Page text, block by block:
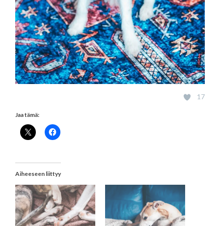
17
Jaa tämä:
Aiheeseen liittyy